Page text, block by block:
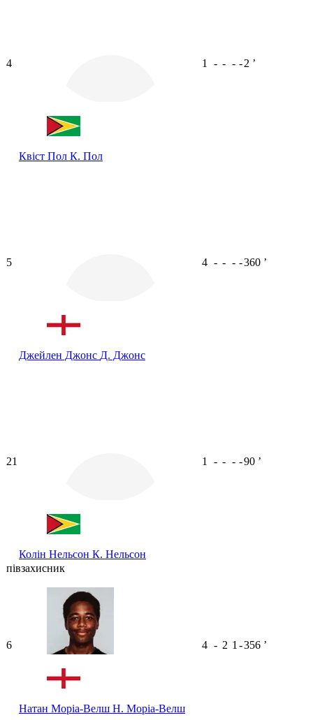
4
Квіст Пол К. Пол
1 - - - -2 ʼ
5
Джейлен Джонс Д. Джонс
4 - - - -360 ʼ
21
Колін Нельсон К. Нельсон
1 - - - -90 ʼ
півзахисник
6
Натан Моріа-Велш Н. Моріа-Велш
4 - 2 1 -356 ʼ